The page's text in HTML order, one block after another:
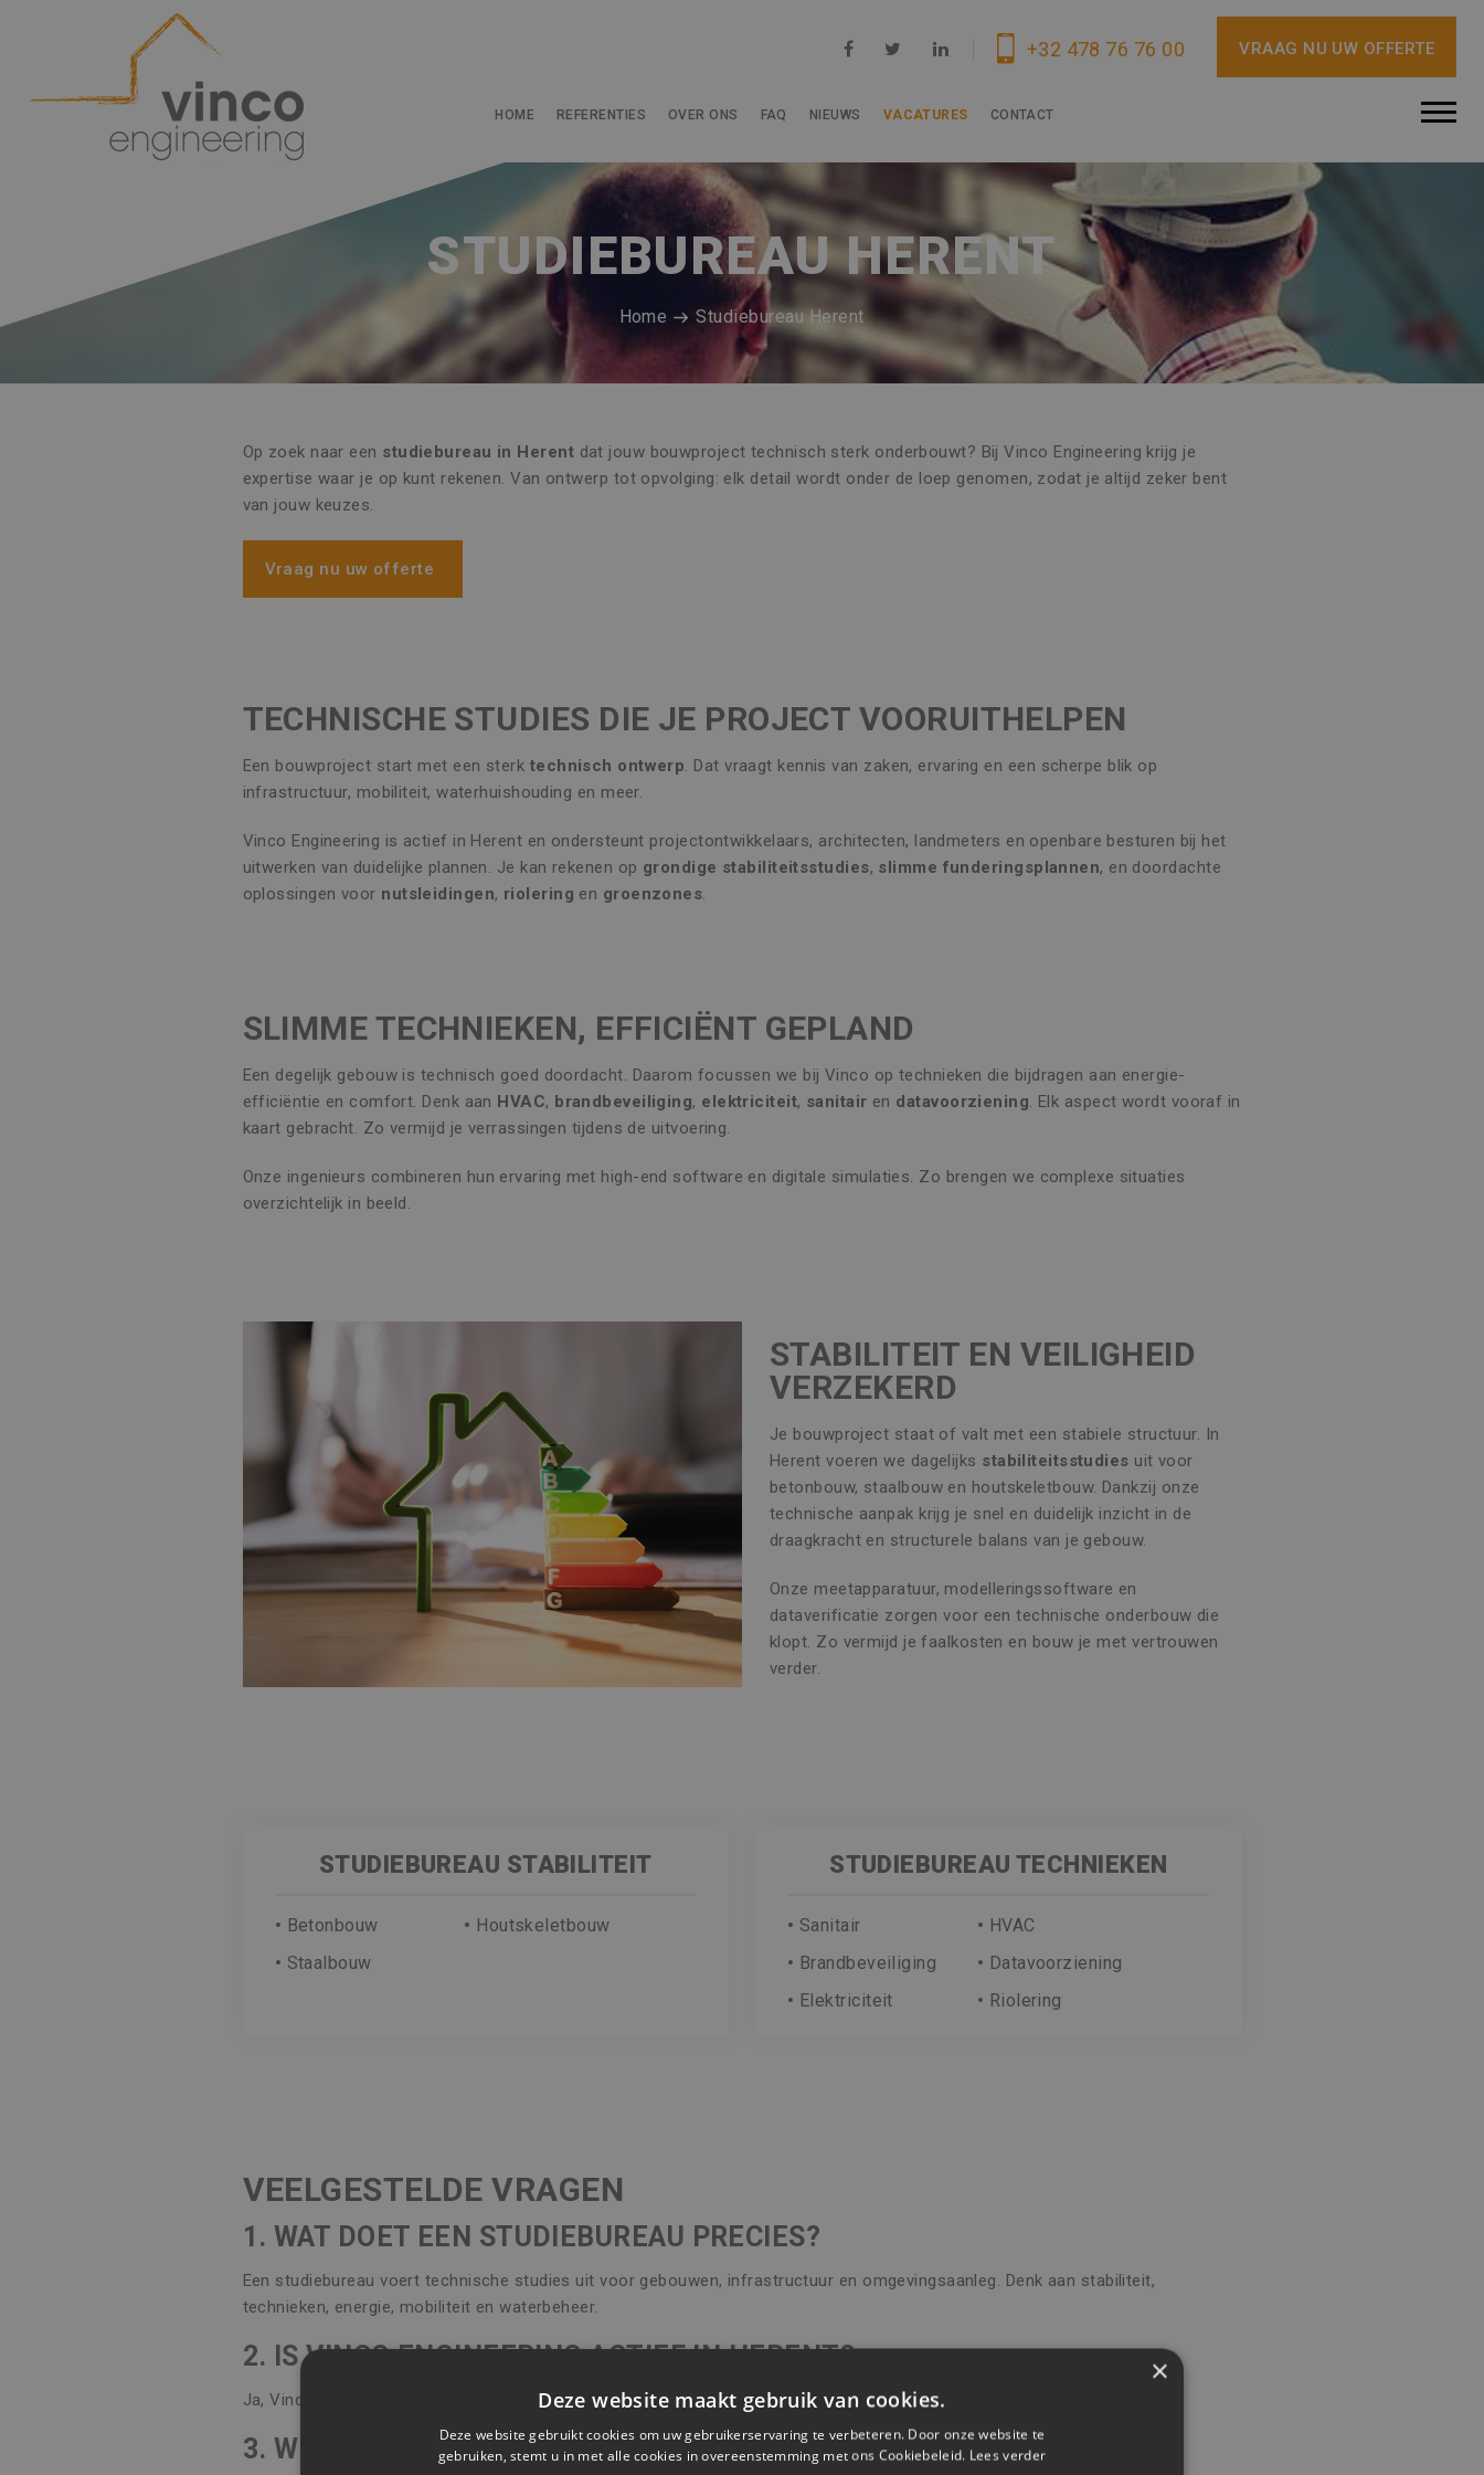
+32 478 76 76 00 VRAAG NU UW OFFERTE
HOME REFERENTIES OVER ONS FAQ NIEUWS VACATURES CONTACT
STUDIEBUREAU HERENT
Home Studiebureau Herent
Op zoek naar een studiebureau in Herent dat jouw bouwproject technisch sterk onderbouwt? Bij Vinco Engineering krijg je
expertise waar je op kunt rekenen. Van ontwerp tot opvolging: elk detail wordt onder de loep genomen, zodat je altijd zeker bent
van jouw keuzes.
Vraag nu uw offerte
TECHNISCHE STUDIES DIE JE PROJECT VOORUITHELPEN
Een bouwproject start met een sterk technisch ontwerp. Dat vraagt kennis van zaken, ervaring en een scherpe blik op
infrastructuur, mobiliteit, waterhuishouding en meer.
Vinco Engineering is actief in Herent en ondersteunt projectontwikkelaars, architecten, landmeters en openbare besturen bij het
uitwerken van duidelijke plannen. Je kan rekenen op grondige stabiliteitsstudies, slimme funderingsplannen, en doordachte
oplossingen voor nutsleidingen, riolering en groenzones.
SLIMME TECHNIEKEN, EFFICIËNT GEPLAND
Een degelijk gebouw is technisch goed doordacht. Daarom focussen we bij Vinco op technieken die bijdragen aan energie-
efficiëntie en comfort. Denk aan HVAC, brandbeveiliging, elektriciteit, sanitair en datavoorziening. Elk aspect wordt vooraf in
kaart gebracht. Zo vermijd je verrassingen tijdens de uitvoering.
Onze ingenieurs combineren hun ervaring met high-end software en digitale simulaties. Zo brengen we complexe situaties
overzichtelijk in beeld.
STABILITEIT EN VEILIGHEID
VERZEKERD
Je bouwproject staat of valt met een stabiele structuur. In
Herent voeren we dagelijks stabiliteitsstudies uit voor
betonbouw, staalbouw en houtskeletbouw. Dankzij onze
technische aanpak krijg je snel en duidelijk inzicht in de
draagkracht en structurele balans van je gebouw.
Onze meetapparatuur, modelleringssoftware en
dataverificatie zorgen voor een technische onderbouw die
klopt. Zo vermijd je faalkosten en bouw je met vertrouwen
verder.
STUDIEBUREAU STABILITEIT
Betonbouw
Houtskeletbouw
Staalbouw
STUDIEBUREAU TECHNIEKEN
Sanitair
HVAC
Brandbeveiliging
Datavoorziening
Elektriciteit
Riolering
VEELGESTELDE VRAGEN
1. WAT DOET EEN STUDIEBUREAU PRECIES?
Een studiebureau voert technische studies uit voor gebouwen, infrastructuur en omgevingsaanleg. Denk aan stabiliteit,
technieken, energie, mobiliteit en waterbeheer.
2. IS VINCO ENGINEERING ACTIEF IN HERENT?
Ja, Vinco Engineering werkt in heel Vlaanderen, inclusief Herent. We combineren lokale kennis met technische precisie.
3. WELKE SOFTWARE GEBRUIKEN JULLIE?
×
Deze website maakt gebruik van cookies.
Deze website gebruikt cookies om uw gebruikerservaring te verbeteren. Door onze website te
gebruiken, stemt u in met alle cookies in overeenstemming met ons Cookiebeleid. Lees verder